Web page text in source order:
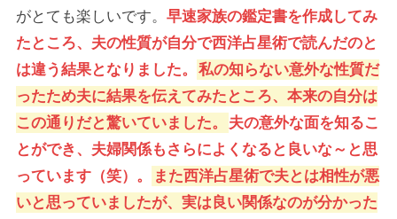
がとても楽しいです。 早速家族の鑑定書を作成してみ
たところ、夫の性質が自分で西洋占星術で読んだのと
は違う結果となりました。
私の知らない意外な性質だ
ったため夫に結果を伝えてみたところ、本来の自分は
この通りだと驚いていました。
夫の意外な面を知るこ
とができ、夫婦関係もさらによくなると良いな～と思
っています（笑）。
また西洋占星術で夫とは相性が悪
いと思っていましたが、実は良い関係なのが分かった